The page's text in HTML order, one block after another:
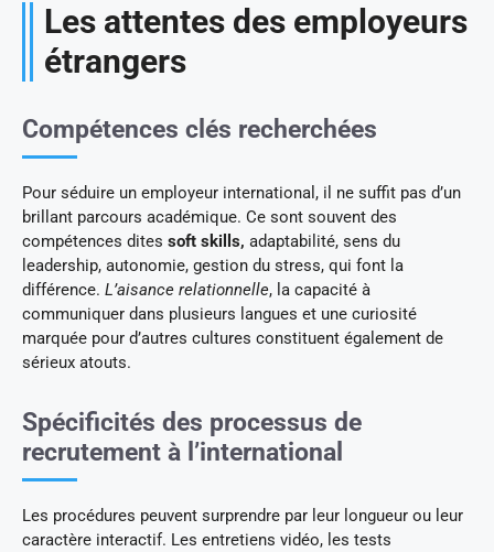
Les attentes des employeurs
étrangers
Compétences clés recherchées
Pour séduire un employeur international, il ne suffit pas d’un
brillant parcours académique. Ce sont souvent des
compétences dites soft skills, adaptabilité, sens du
leadership, autonomie, gestion du stress, qui font la
différence. L’aisance relationnelle, la capacité à
communiquer dans plusieurs langues et une curiosité
marquée pour d’autres cultures constituent également de
sérieux atouts.
Spécificités des processus de
recrutement à l’international
Les procédures peuvent surprendre par leur longueur ou leur
caractère interactif. Les entretiens vidéo, les tests